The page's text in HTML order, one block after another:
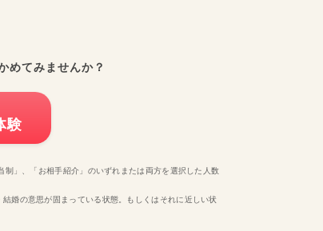
めてみませんか？
験
」、「お相手紹介」のいずれまたは両方を選択した人数
婚の意思が固まっている状態。もしくはそれに近しい状